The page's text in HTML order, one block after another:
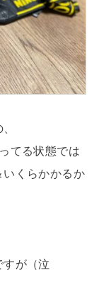
てる状態では
いくらかかるか
が（泣